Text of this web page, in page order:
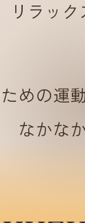
リラッ
めの運
なかな